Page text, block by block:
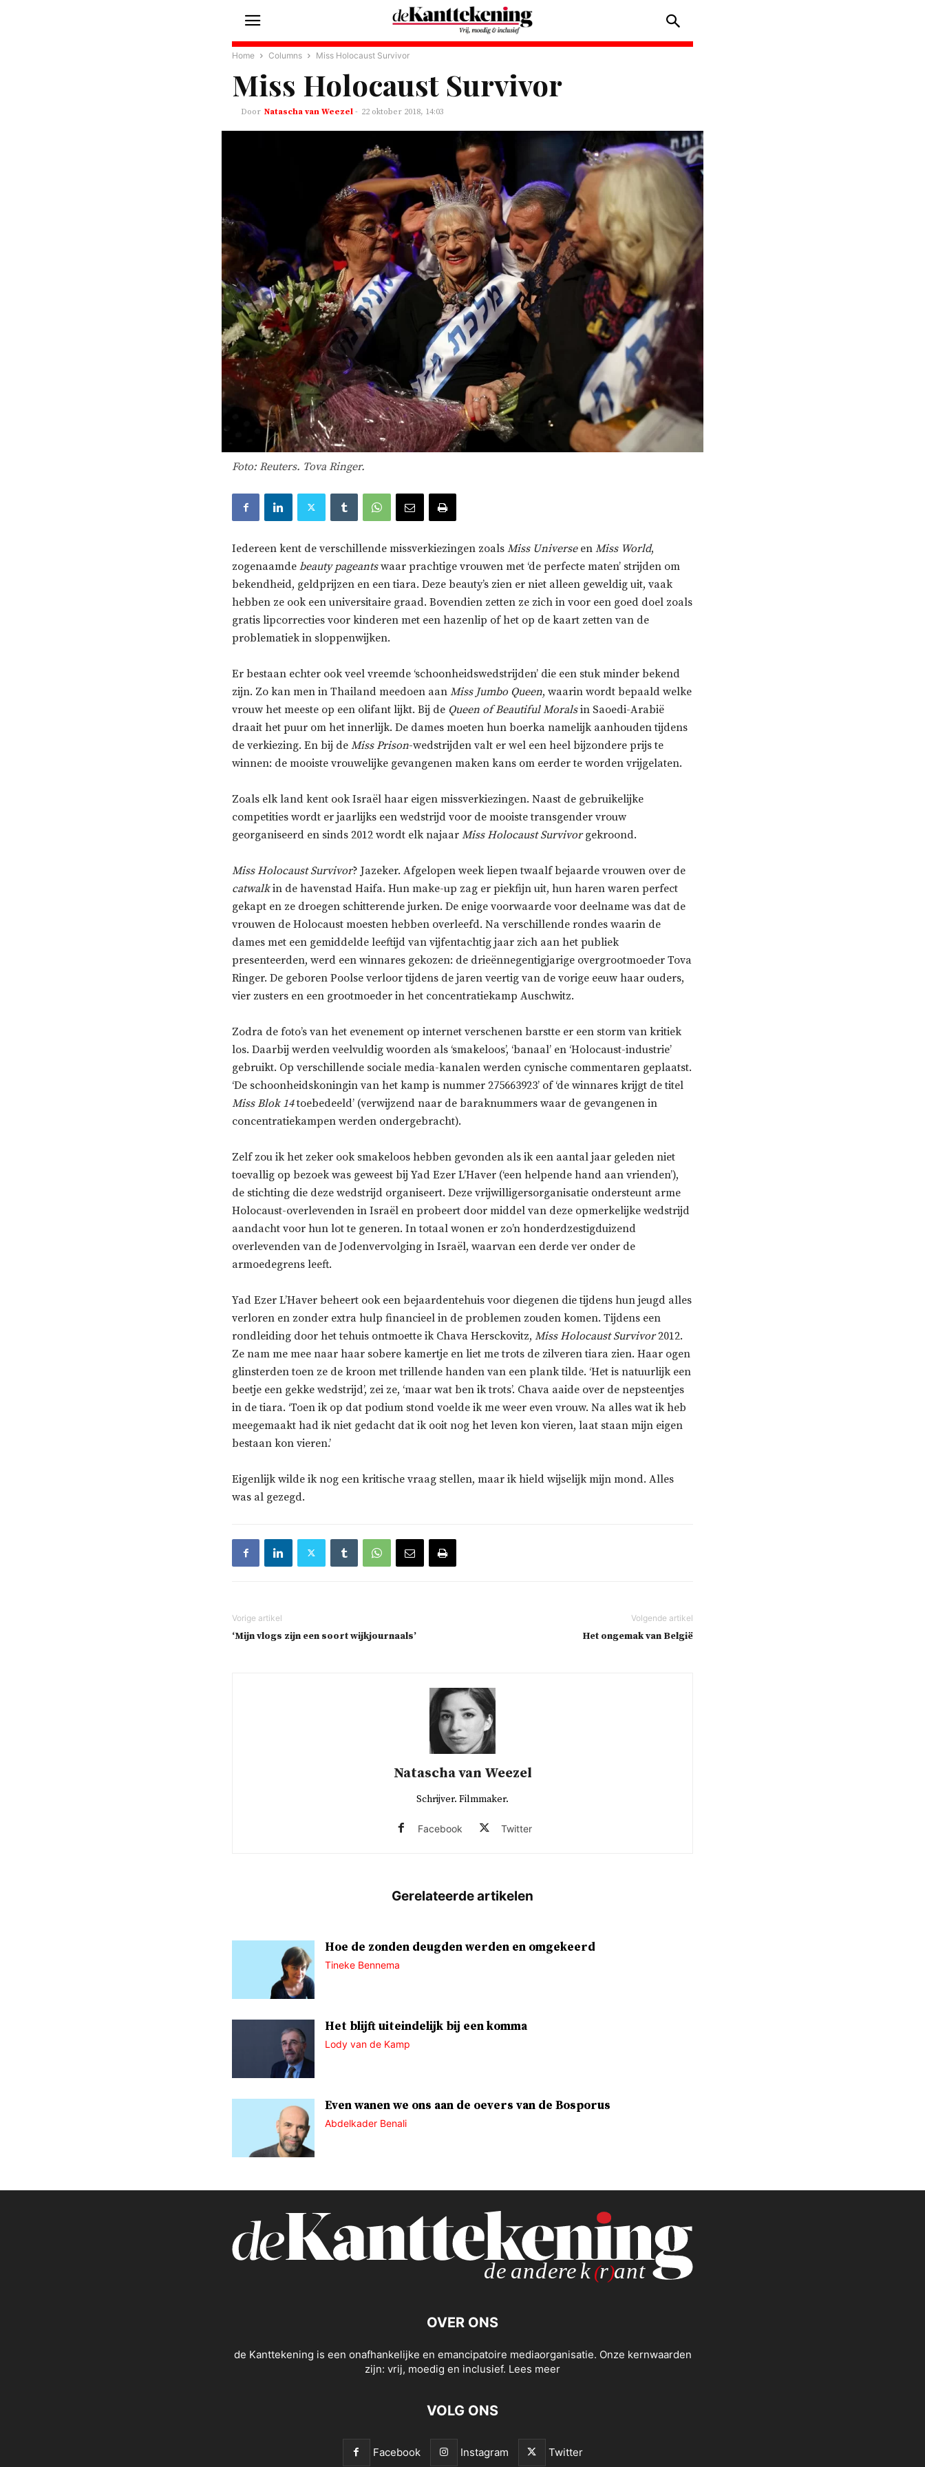
Home Columns Miss Holocaust Survivor
Miss Holocaust Survivor
Natascha van Weezel - 22 oktober 2018, 14:03
Foto: Reuters. Tova Ringer.
Iedereen kent de verschillende missverkiezingen zoals Miss Universeen Miss World,
zogenaamde beauty pageantswaar prachtige vrouwen met ‘de perfecte maten’ strijden om
bekendheid, geldprijzen en een tiara. Deze beauty’s zien er niet alleen geweldig uit, vaak
hebben ze ook een universitaire graad. Bovendien zetten ze zich in voor een goed doel zoals
gratis lipcorrecties voor kinderen met een hazenlip of het op de kaart zetten van de
problematiek in sloppenwijken.
Er bestaan echter ook veel vreemde ‘schoonheidswedstrijden’ die een stuk minder bekend
zijn. Zo kan men in Thailand meedoen aan Miss Jumbo Queen, waarin wordt bepaald welke
vrouw het meeste op een olifant lijkt. Bij de Queen of Beautiful Moralsin Saoedi-Arabië
draait het puur om het innerlijk. De dames moeten hun boerka namelijk aanhouden tijdens
de verkiezing. En bij de Miss Prison-wedstrijden valt er wel een heel bijzondere prijs te
winnen: de mooiste vrouwelijke gevangenen maken kans om eerder te worden vrijgelaten.
Zoals elk land kent ook Israël haar eigen missverkiezingen. Naast de gebruikelijke
competities wordt er jaarlijks een wedstrijd voor de mooiste transgender vrouw
georganiseerd en sinds 2012 wordt elk najaar Miss Holocaust Survivorgekroond.
Miss Holocaust Survivor? Jazeker. Afgelopen week liepen twaalf bejaarde vrouwen over de
catwalkin de havenstad Haifa. Hun make-up zag er piekfijn uit, hun haren waren perfect
gekapt en ze droegen schitterende jurken. De enige voorwaarde voor deelname was dat de
vrouwen de Holocaust moesten hebben overleefd. Na verschillende rondes waarin de
dames met een gemiddelde leeftijd van vijfentachtig jaar zich aan het publiek
presenteerden, werd een winnares gekozen: de drieënnegentigjarige overgrootmoeder Tova
Ringer. De geboren Poolse verloor tijdens de jaren veertig van de vorige eeuw haar ouders,
vier zusters en een grootmoeder in het concentratiekamp Auschwitz.
Zodra de foto’s van het evenement op internet verschenen barstte er een storm van kritiek
los. Daarbij werden veelvuldig woorden als ‘smakeloos’, ‘banaal’ en ‘Holocaust-industrie’
gebruikt. Op verschillende sociale media-kanalen werden cynische commentaren geplaatst.
‘De schoonheidskoningin van het kamp is nummer 275663923’ of ‘de winnares krijgt de titel
Miss Blok 14toebedeeld’ (verwijzend naar de baraknummers waar de gevangenen in
concentratiekampen werden ondergebracht).
Zelf zou ik het zeker ook smakeloos hebben gevonden als ik een aantal jaar geleden niet
toevallig op bezoek was geweest bij Yad Ezer L’Haver (‘een helpende hand aan vrienden’),
de stichting die deze wedstrijd organiseert. Deze vrijwilligersorganisatie ondersteunt arme
Holocaust-overlevenden in Israël en probeert door middel van deze opmerkelijke wedstrijd
aandacht voor hun lot te generen. In totaal wonen er zo’n honderdzestigduizend
overlevenden van de Jodenvervolging in Israël, waarvan een derde ver onder de
armoedegrens leeft.
Yad Ezer L’Haver beheert ook een bejaardentehuis voor diegenen die tijdens hun jeugd alles
verloren en zonder extra hulp financieel in de problemen zouden komen. Tijdens een
rondleiding door het tehuis ontmoette ik Chava Hersckovitz, Miss Holocaust Survivor2012.
Ze nam me mee naar haar sobere kamertje en liet me trots de zilveren tiara zien. Haar ogen
glinsterden toen ze de kroon met trillende handen van een plank tilde. ‘Het is natuurlijk een
beetje een gekke wedstrijd’, zei ze, ‘maar wat ben ik trots’. Chava aaide over de nepsteentjes
in de tiara. ‘Toen ik op dat podium stond voelde ik me weer even vrouw. Na alles wat ik heb
meegemaakt had ik niet gedacht dat ik ooit nog het leven kon vieren, laat staan mijn eigen
bestaan kon vieren.’
Eigenlijk wilde ik nog een kritische vraag stellen, maar ik hield wijselijk mijn mond. Alles
was al gezegd.
‘Mijn vlogs zijn een soort wijkjournaals’ Het ongemak van België
Natascha van Weezel
Schrijver. Filmmaker.
Facebook Twitter
Hoe de zonden deugden werden en omgekeerd
Tineke Bennema
Het blijft uiteindelijk bij een komma
Lody van de Kamp
Even wanen we ons aan de oevers van de Bosporus
Abdelkader Benali
OVER ONS
de Kanttekening is een onafhankelijke en emancipatoire mediaorganisatie. Onze kernwaarden
zijn: vrij, moedig en inclusief. Lees meer
VOLG ONS
Facebook Instagram Twitter